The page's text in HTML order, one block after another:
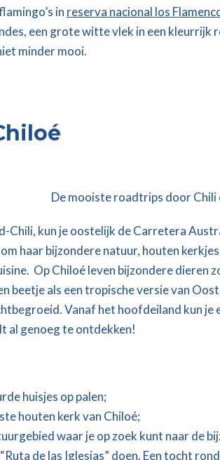
in reserva nacional los
een grote witte vlek in een
minder mooi.
Chili, kun je oostelijk de Carretera
haar bijzondere natuur, houten
Op Chiloé leven bijzondere
beetje als een tropische versie van
Vanaf het hoofdeiland kun je
al genoeg te ontdekken!
huisjes op palen;
houten kerk van Chiloé;
waar je op zoek kunt naar de
de las Iglesias” doen. Een tocht